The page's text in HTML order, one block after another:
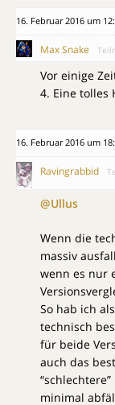
16. Februar 2016 um
Max Snake
Vor einige
4. Eine tolles
16. Februar 2016 um
Ravingrabbid
@Ullus
Wenn die
massiv
wenn es nur
So hab ich
technisch
für beide
auch das
minimal